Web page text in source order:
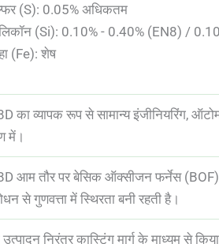
(S): 0.05% अधिकतम
(Si): 0.10% - 0.40% (EN8) /
(Fe): शेष
का व्यापक रूप से सामान्य इंजीनियरिंग,
में।
आम तौर पर बेसिक ऑक्सीजन फर्नेस (BOF)
से गुणवत्ता में स्थिरता बनी रहती है।
निरंतर कास्टिंग मार्ग के माध्यम से